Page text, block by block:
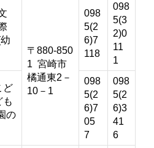
〒880-850
1 宮崎市
橘通東2－
10－1
098
5(2
6)7
118
098
5(3
2)0
11
1
ど
も
の
098
5(2
6)7
05
7
098
5(2
6)3
41
6